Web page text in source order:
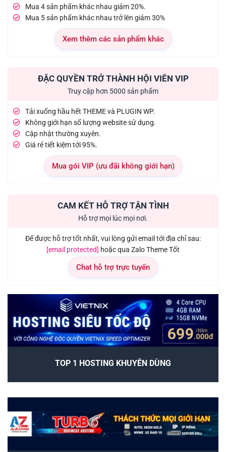
Mua 4 sản phẩm khác nhau giảm 20%.
Mua 5 sản phẩm khác nhau trở lên giảm 30%
Xem thêm các sản phẩm khác
ĐẶC QUYỀN TRỞ THÀNH HỘI VIÊN VIP
Truy cập hơn 5000 sản phẩm
Tải xuống hầu hết THEME và PLUGIN WP.
Không giới hạn số lượng website sử dụng.
Cập nhật thường xuyên.
Giá rẻ tiết kiệm tới 95%.
Mua gói VIP (ưu đãi không giới hạn)
CAM KẾT HỖ TRỢ TẬN TÌNH
Hỗ trợ mọi lúc mọi nơi.
Để được hỗ trợ tốt nhất, vui lòng gửi email tới địa chỉ sau:
[email protected] hoặc qua Zalo Theme Tốt
Chat hỗ trợ trực tuyến
TOP 1 HOSTING KHUYÊN DÙNG